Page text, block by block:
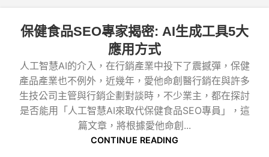
保健食品SEO專家揭密: AI生成工具5大
應用方式
人工智慧AI的介入，在行銷產業中投下了震撼彈，保健
產品產業也不例外，近幾年，愛他命創醫行銷在與許多
生技公司主管與行銷企劃對談時，不少業主，都在探討
是否能用「人工智慧AI來取代保健食品SEO專員」，這
篇文章，將根據愛他命創...
CONTINUE READING